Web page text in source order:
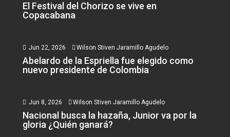
El Festival del Chorizo se vive en
Copacabana
Jun 22, 2026 Wilson Stiven Jaramillo Agudelo
Abelardo de la Espriella fue elegido como
nuevo presidente de Colombia
Jun 8, 2026 Wilson Stiven Jaramillo Agudelo
Nacional busca la hazaña, Junior va por la
gloria ¿Quién ganará?